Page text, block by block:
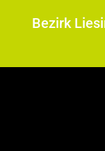
Bezirk